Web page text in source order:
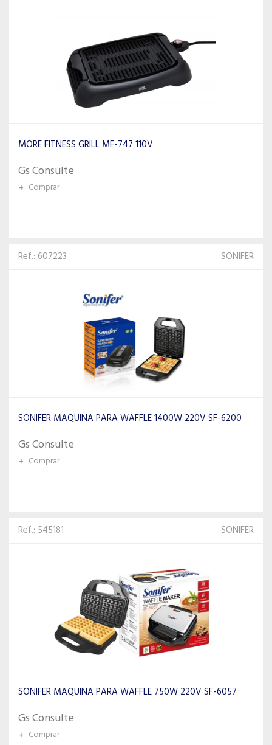
MORE FITNESS GRILL MF-747 110V
Gs Consulte
+ Comprar
Ref.: 607223 SONIFER
SONIFER MAQUINA PARA WAFFLE 1400W 220V SF-6200
Gs Consulte
+ Comprar
Ref.: 545181 SONIFER
SONIFER MAQUINA PARA WAFFLE 750W 220V SF-6057
Gs Consulte
+ Comprar